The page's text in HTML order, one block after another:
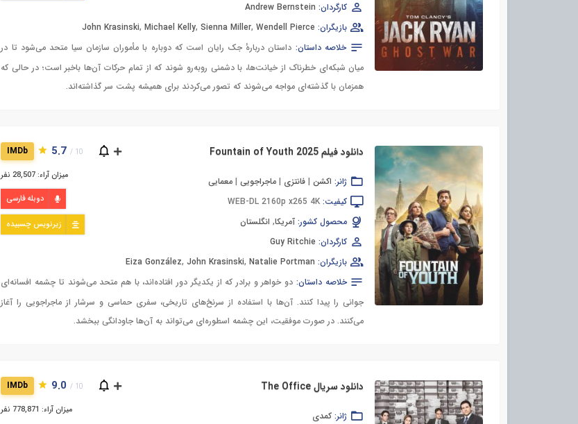
کارگردان: Andrew Bernstein
بازیگران:
John Krasinski,Michael Kelly,Sienna Miller,Wendell Pierce
خلاصه داستان: داستان دربارهٔ جک رایان است که دوباره با مأموران سازمان سیا متحد می‌شود تا در
میان شبکه‌ای خطرناک از خیانت‌ها، با دشمنی روبه‌رو شوند که از تمام حرکات آن‌ها باخبر است؛ در حالی که
همزمان با گذشته‌ای مواجه می‌شوند که تصور می‌کردند برای همیشه پشت سر گذاشته‌اند.
دانلود فیلم Fountain of Youth 2025 10 /
5.7
IMDb
میزان آراء: 28,507 نفر
دوبله فارسی
زیرنویس چسبیده
ژانر: اکشن| فانتزی | ماجراجویی| معمایی
کیفیت: WEB-DL 2160p x265 4K
محصول کشور: آمریکا, انگلستان
کارگردان: Guy Ritchie
بازیگران:
Eiza González,John Krasinski,Natalie Portman
خلاصه داستان: دو خواهر و برادر که از یکدیگر دور افتاده‌اند، با هم متحد می‌شوند تا چشمه افسانه‌ای
جوانی را پیدا کنند. آن‌ها با استفاده از سرنخ‌های تاریخی، سفری حماسی و سرشار از ماجراجویی را آغاز
می‌کنند. در صورت موفقیت، این چشمه اسطوره‌ای می‌تواند به آن‌ها جاودانگی ببخشد.
دانلود سریال The Office 10 /
9.0
IMDb
میزان آراء: 778,871 نفر ژانر: کمدی